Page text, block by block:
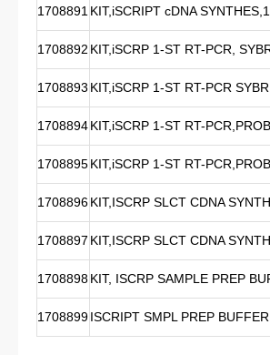
1708891 KIT,iSCRIPT cDNA
1708892 KIT,iSCRP 1-ST RT-PCR,
1708893 KIT,iSCRP 1-ST RT-PCR
1708894KIT,iSCRP 1-ST RT-
1708895KIT,iSCRP 1-ST RT-
1708896KIT,ISCRP SLCT CDNA
1708897 KIT,ISCRP SLCT CDNA
1708898KIT, ISCRP SAMPLE PREP
1708899ISCRIPT SMPL PREP